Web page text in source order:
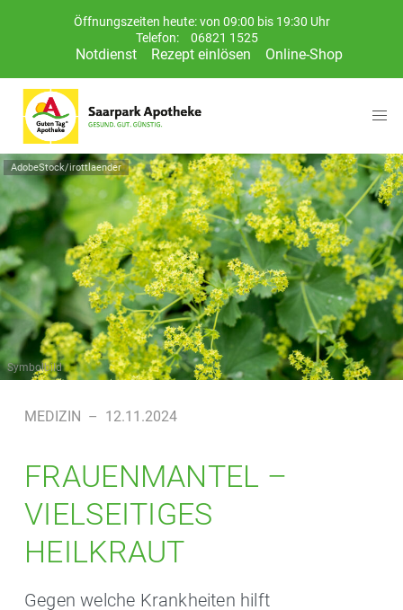
Öffnungszeiten heute: von 09:00 bis 19:30 Uhr
Telefon:
06821 1525
Notdienst Rezept einlösen Online-Shop
AdobeStock/irottlaender
Symbolbild
MEDIZIN – 12.11.2024
FRAUENMANTEL –
VIELSEITIGES
HEILKRAUT
Gegen welche Krankheiten hilft